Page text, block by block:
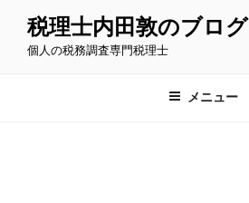
税理士内田敦のブログ
個人の税務調査専門税理士
メニュー